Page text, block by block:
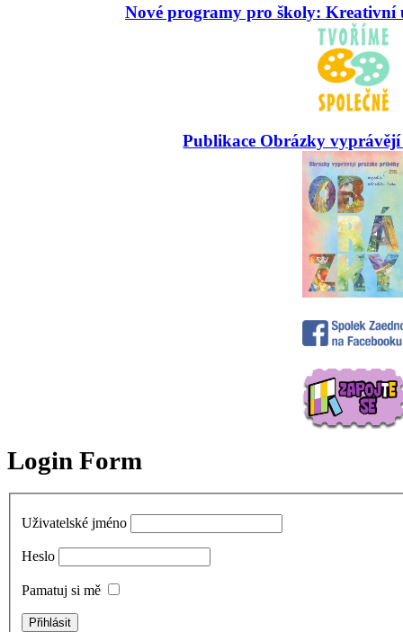
Nové programy pro školy: Kreativní
Publikace Obrázky
Login Form
Uživatelské jméno
Heslo
Pamatuj si mě